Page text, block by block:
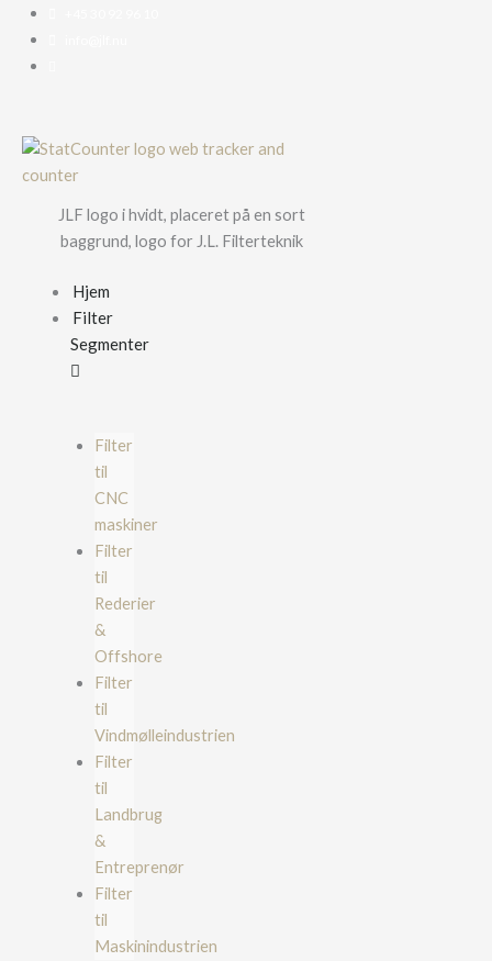
indholdet
JLF logo i hvidt, placeret på en sort
baggrund, logo for J.L. Filterteknik
Hjem
Filter
Segmenter
Filter
til
CNC
maskiner
Filter
til
Rederier
&
Offshore
Filter
til
Vindmølleindustrien
Filter
til
Landbrug
&
Entreprenør
Filter
til
Maskinindustrien